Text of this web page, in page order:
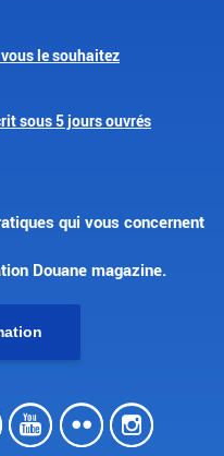
le souhaitez
sous 5 jours ouvrés
qui vous concernent
Douane magazine.
Youtube
Flickr